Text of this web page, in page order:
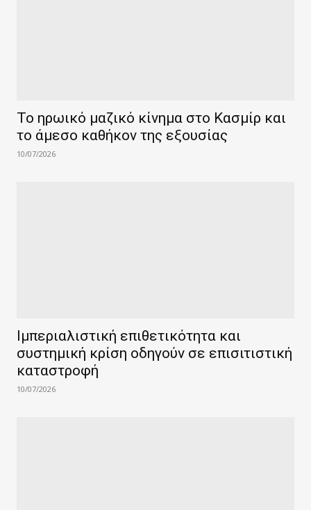
Το ηρωικό μαζικό κίνημα στο Κασμίρ και
το άμεσο καθήκον της εξουσίας
10/07/2026
Ιμπεριαλιστική επιθετικότητα και
συστημική κρίση οδηγούν σε επισιτιστική
καταστροφή
10/07/2026